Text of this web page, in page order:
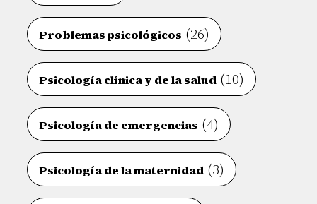
Problemas psicológicos (26)
Psicología clínica y de la salud (10)
Psicología de emergencias (4)
Psicología de la maternidad (3)